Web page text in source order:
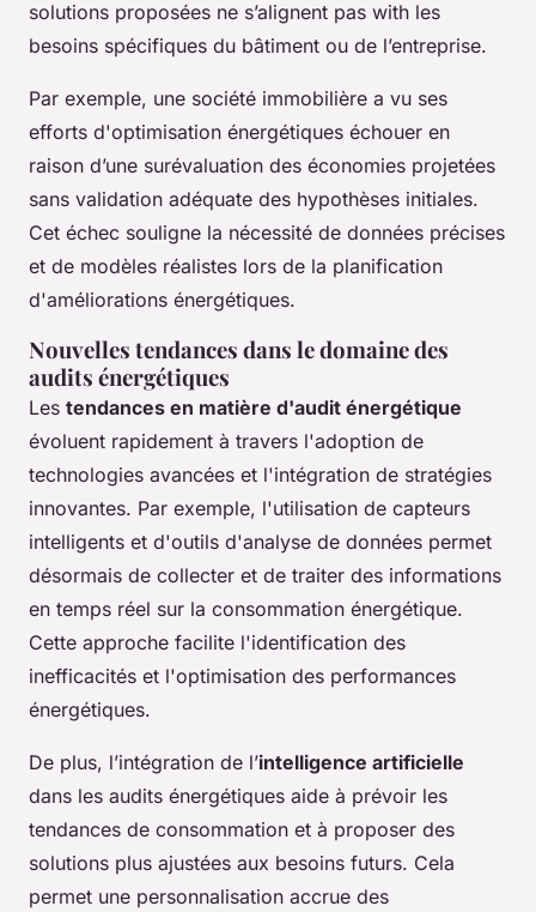
solutions proposées ne s’alignent pas with les
besoins spécifiques du bâtiment ou de l’entreprise.
Par exemple, une société immobilière a vu ses
efforts d'optimisation énergétiques échouer en
raison d’une surévaluation des économies projetées
sans validation adéquate des hypothèses initiales.
Cet échec souligne la nécessité de données précises
et de modèles réalistes lors de la planification
d'améliorations énergétiques.
Nouvelles tendances dans le domaine des
audits énergétiques
Les tendances en matière d'audit énergétique
évoluent rapidement à travers l'adoption de
technologies avancées et l'intégration de stratégies
innovantes. Par exemple, l'utilisation de capteurs
intelligents et d'outils d'analyse de données permet
désormais de collecter et de traiter des informations
en temps réel sur la consommation énergétique.
Cette approche facilite l'identification des
inefficacités et l'optimisation des performances
énergétiques.
De plus, l’intégration de l’intelligence artificielle
dans les audits énergétiques aide à prévoir les
tendances de consommation et à proposer des
solutions plus ajustées aux besoins futurs. Cela
permet une personnalisation accrue des